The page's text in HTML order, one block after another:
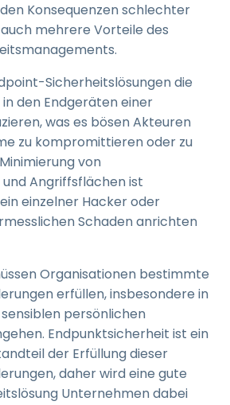
Konsequenzen schlechter
mehrere Vorteile des
Sicherheitslösungen die
den Endgeräten einer
was es bösen Akteuren
zu kompromittieren oder zu
von
Angriffsflächen ist
einzelner Hacker oder
Schaden anrichten
Organisationen bestimmte
erfüllen, insbesondere in
persönlichen
Endpunktsicherheit ist ein
der Erfüllung dieser
daher wird eine gute
Unternehmen dabei